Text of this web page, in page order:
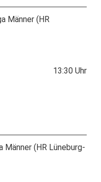
Männer (HR
13:30 Uhr
Männer (HR Lüneburg-